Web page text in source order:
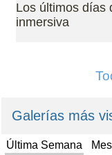
Los últimos días
inmersiva
Galerías más
Última Semana Mes